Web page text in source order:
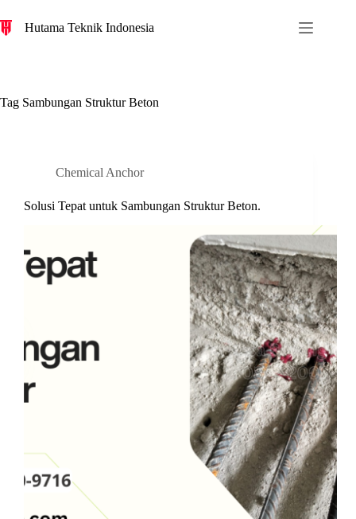
c
Hutama Teknik Indonesia
Tag Sambungan Struktur Beton
Chemical Anchor
Solusi Tepat untuk Sambungan Struktur Beton.